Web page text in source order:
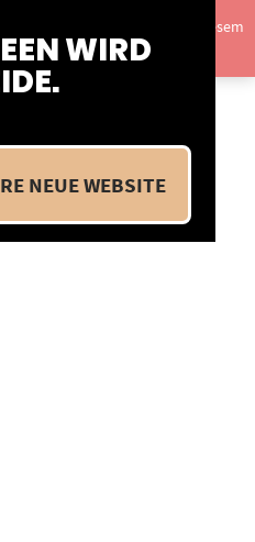
WIRD
NEUE WEBSITE
wir uns im Betriebsurlaub. In diesem
statt.Ausblenden